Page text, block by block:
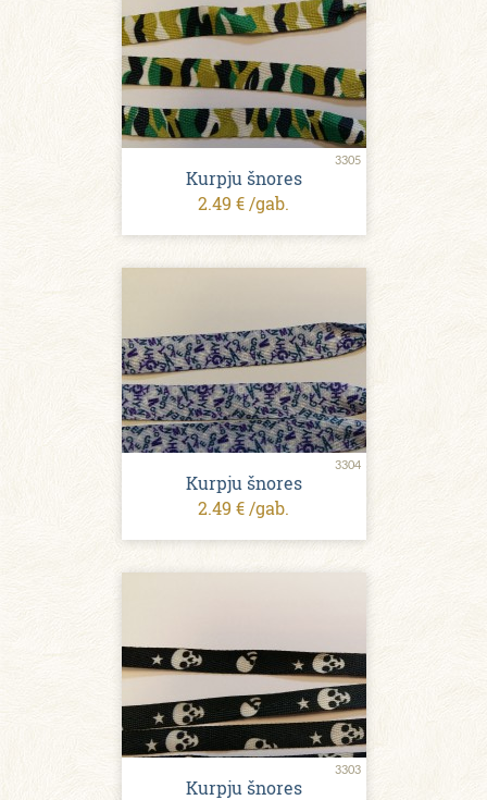
3305
Kurpju šnores
2.49 € /gab.
3304
Kurpju šnores
2.49 € /gab.
3303
Kurpju šnores